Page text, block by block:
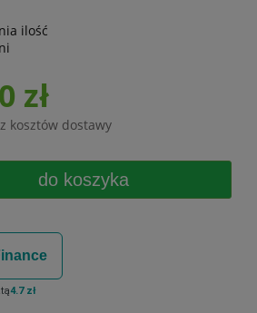
ilość
zł
kosztów dostawy
do koszyka
4.7 zł